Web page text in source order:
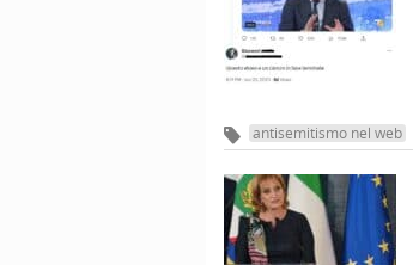
antisemitismo nel web